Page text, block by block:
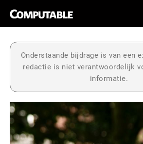
Onderstaande bijdrage is van een
redactie is niet verantwoordelijk
informatie.